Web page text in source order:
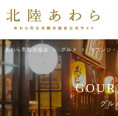
あわら市観光協会 グルメ ラウンジ
グル